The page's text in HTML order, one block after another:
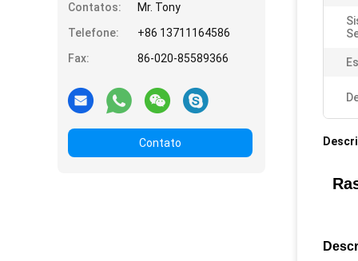
Contatos:
Mr. Tony
Telefone:
+86 13711164586
Fax:
86-020-85589366
Contato